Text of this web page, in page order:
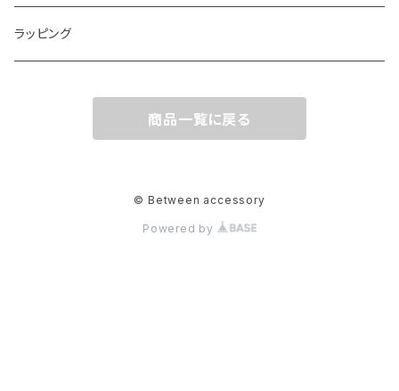
ラッピング
商品一覧に戻る
© Between accessory
Powered by